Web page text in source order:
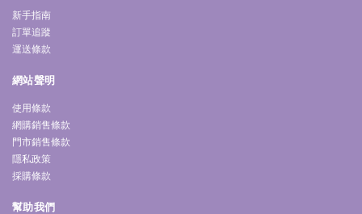
新手指南
訂單追蹤
運送條款
網站聲明
使用條款
網購銷售條款
門市銷售條款
隱私政策
採購條款
幫助我們